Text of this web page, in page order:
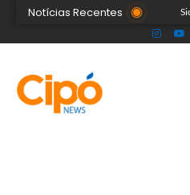
Notícias Recentes